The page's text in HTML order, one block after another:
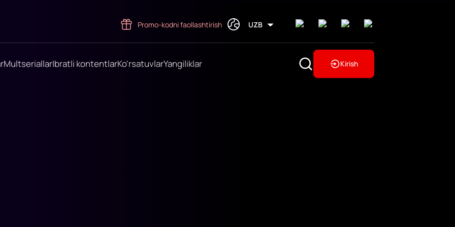
Promo-kodni faollashtirish UZB
MultseriallarIbratli kontentlarKo'rsatuvlarYangiliklar Kirish